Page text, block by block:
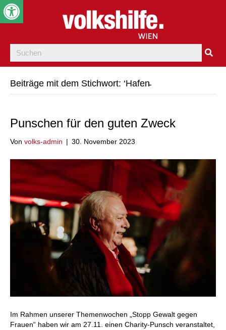
Beiträge mit dem Stichwort: ‘Hafen̵
Punschen für den guten Zweck
Von volks-admin | 30. November 2023
Im Rahmen unserer Themenwochen „Stopp Gewalt gegen
Frauen“ haben wir am 27.11. einen Charity-Punsch veranstaltet,